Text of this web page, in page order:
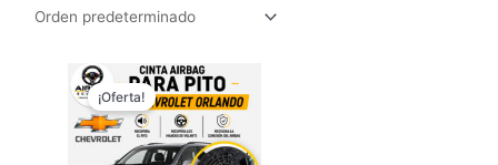
¡Oferta!
precio
original
era:
$79,99.
El
precio
actual
es:
$69,99.